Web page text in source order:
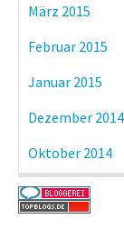
März 2015
Februar 2015
Januar 2015
Dezember 2014
Oktober 2014